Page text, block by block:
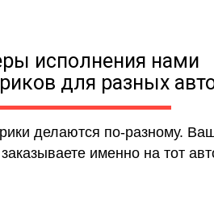
исполнения нами
для разных
делаются по-разному.
именно на тот